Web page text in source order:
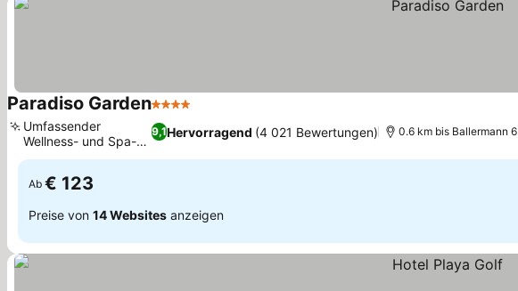
Paradiso Garden4 Sterne
9,1Hervorragend (4 021 Bewertungen)
Umfassender
Wellness- und Spa-
Bereich
0.6 km bis Ballermann 6
Ab € 123
Preise von 14 Websites anzeigen